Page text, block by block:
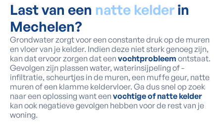
Last van een natte kelder in
Mechelen?
Grondwater zorgt voor een constante druk op de muren
en vloer van je kelder. Indien deze niet sterk genoeg zijn,
kan dat ervoor zorgen dat een vochtprobleem ontstaat.
Gevolgen zijn plassen water, waterinsijpeling of -
infiltratie, scheurtjes in de muren, een muffe geur, natte
muren of een klamme keldervloer. Ga dus snel op zoek
naar een oplossing want een vochtige of natte kelder
kan ook negatieve gevolgen hebben voor de rest van je
woning.